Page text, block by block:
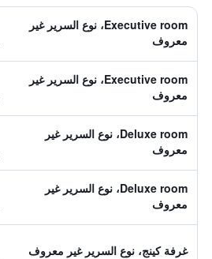
Executive room، نوع السرير غير
معروف
Executive room، نوع السرير غير
معروف
Deluxe room، نوع السرير غير
معروف
Deluxe room، نوع السرير غير
معروف
غرفة كينج، نوع السرير غير معروف